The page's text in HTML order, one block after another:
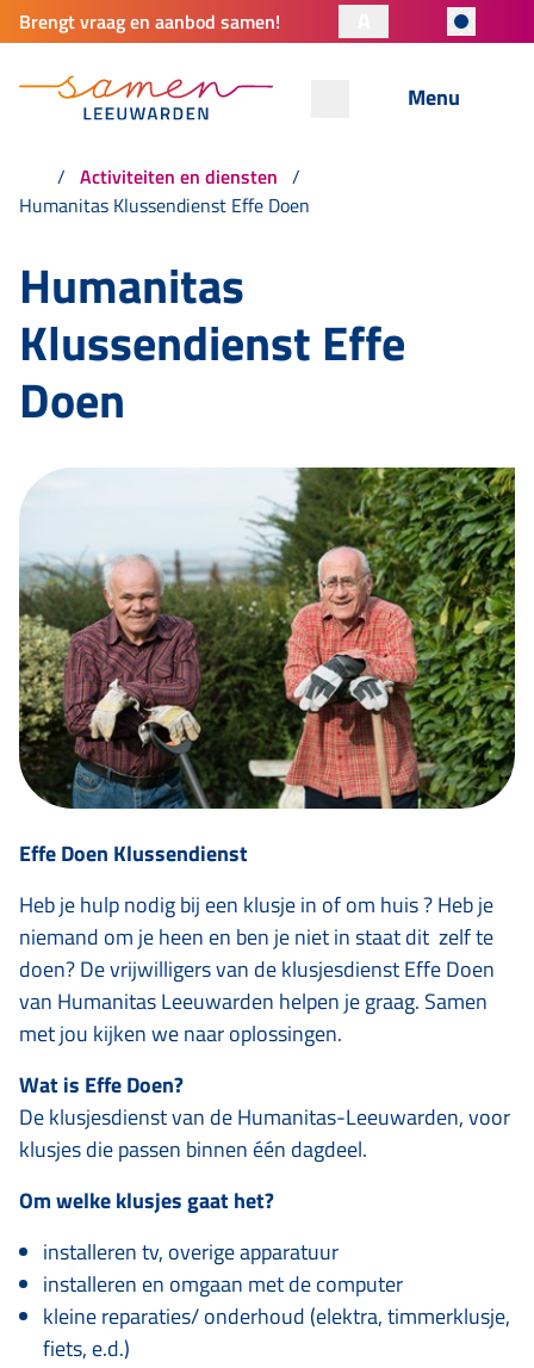
Brengt vraag en aanbod samen!
Menu
Activiteiten en diensten
Humanitas Klussendienst Effe Doen
Humanitas
Klussendienst Effe
Doen
Effe Doen Klussendienst
Heb je hulp nodig bij een klusje in of om huis ? Heb je
niemand om je heen en ben je niet in staat dit zelf te
doen? De vrijwilligers van de klusjesdienst Effe Doen
van Humanitas Leeuwarden helpen je graag. Samen
met jou kijken we naar oplossingen.
Wat is Effe Doen?
De klusjesdienst van de Humanitas-Leeuwarden, voor
klusjes die passen binnen één dagdeel.
Om welke klusjes gaat het?
installeren tv, overige apparatuur
installeren en omgaan met de computer
kleine reparaties/ onderhoud (elektra, timmerklusje,
fiets, e.d.)